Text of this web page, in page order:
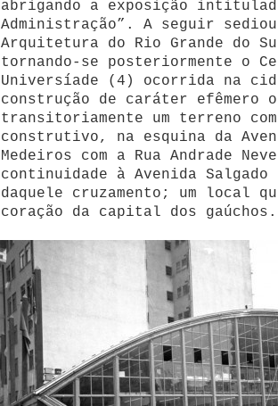
abrigando a exposição intitulada
Administração”. A seguir sediou
Arquitetura do Rio Grande do
tornando-se posteriormente o
Universíade (4) ocorrida na
construção de caráter efêmero
transitoriamente um terreno
construtivo, na esquina da
Medeiros com a Rua Andrade
continuidade à Avenida
daquele cruzamento; um local
coração da capital dos gaúchos.